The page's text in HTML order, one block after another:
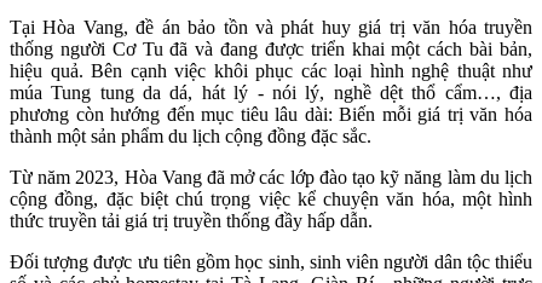
Tại Hòa Vang, đề án bảo tồn và phát huy giá trị văn hóa truyền
thống người Cơ Tu đã và đang được triển khai một cách bài bản,
hiệu quả. Bên cạnh việc khôi phục các loại hình nghệ thuật như
múa Tung tung da dá, hát lý - nói lý, nghề dệt thổ cẩm…, địa
phương còn hướng đến mục tiêu lâu dài: Biến mỗi giá trị văn hóa
thành một sản phẩm du lịch cộng đồng đặc sắc.
Từ năm 2023, Hòa Vang đã mở các lớp đào tạo kỹ năng làm du lịch
cộng đồng, đặc biệt chú trọng việc kể chuyện văn hóa, một hình
thức truyền tải giá trị truyền thống đầy hấp dẫn.
Đối tượng được ưu tiên gồm học sinh, sinh viên người dân tộc thiểu